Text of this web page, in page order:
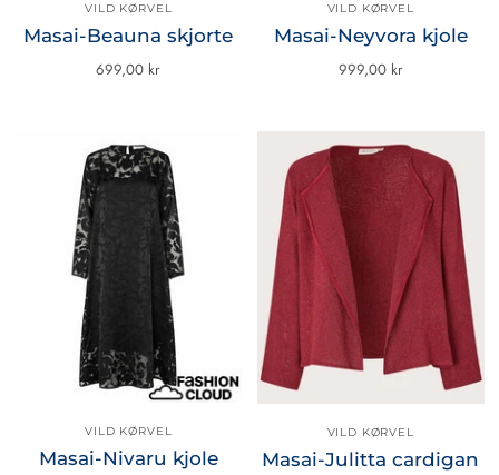
VILD KØRVEL
Masai-Beauna skjorte
699,00 kr
VILD KØRVEL
Masai-Neyvora kjole
999,00 kr
VILD KØRVEL
Masai-Nivaru kjole
VILD KØRVEL
Masai-Julitta cardigan